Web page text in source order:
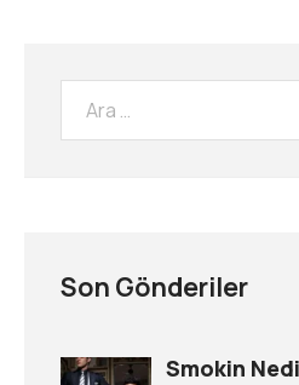
Son Gönderiler
Smokin